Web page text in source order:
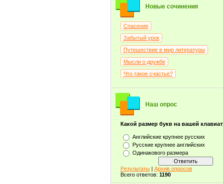
Новые сочинения
Спасение
Забытый урок
Путешествие в мир литературы
Мысли о дружбе
Что такое счастье?
Наш опрос
Какой размер букв на вашей
Английские крупнее русских
Русские крупнее английских
Одинакового размера
Результаты| Архив опросов
Всего ответов: 1190